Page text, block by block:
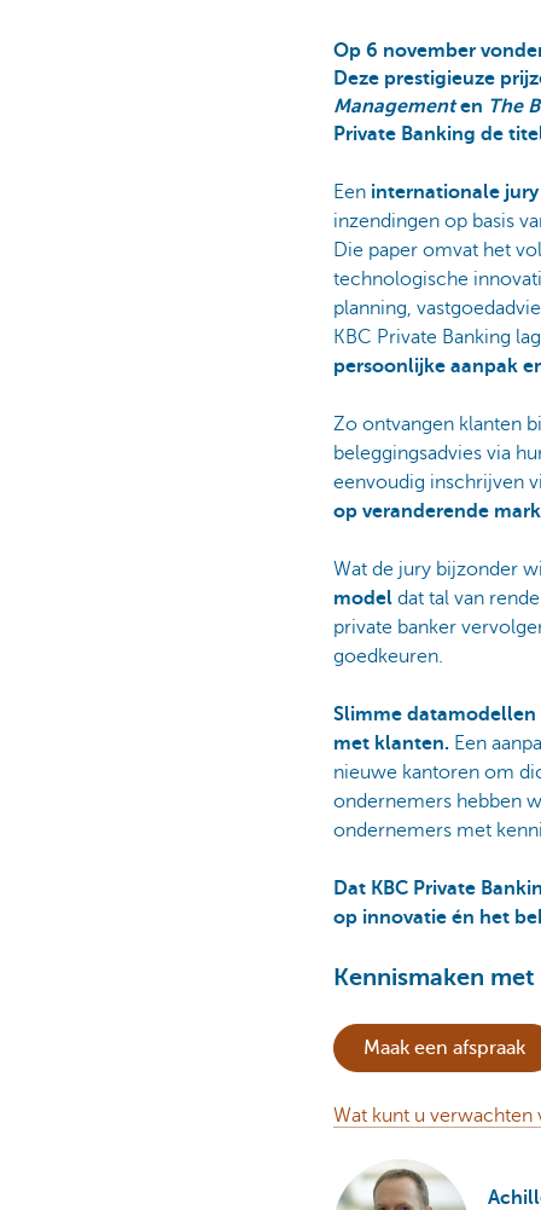
Op 6 november
Deze prestigieuze
Managementen The
Private Banking de
Een internationale jury
inzendingen op basis
Die paper omvat het
technologische
planning,
KBC Private Banking
persoonlijke aanpak
Zo ontvangen klanten
beleggingsadvies via
eenvoudig inschrijven
op veranderende
Wat de jury bijzonder
model dat tal van
private banker
goedkeuren.
Slimme datamodellen
met klanten. Een
nieuwe kantoren om
ondernemers hebben
ondernemers met
Dat KBC Private
op innovatie én het
Kennismaken
Maak een afspraak
Wat kunt u verwachten